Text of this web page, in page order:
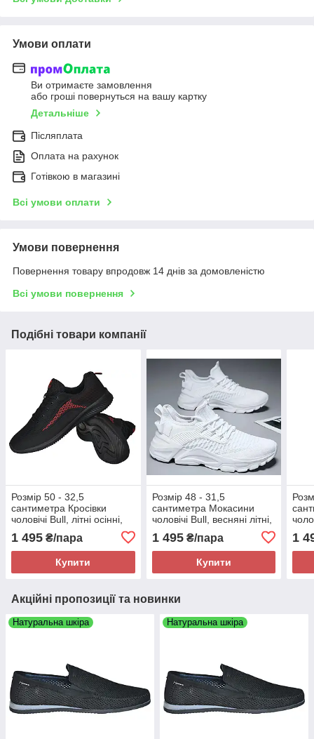
Умови оплати
Ви отримаєте замовлення
або гроші повернуться на вашу картку
Детальніше
Післяплата
Оплата на рахунок
Готівкою в магазині
Всі умови оплати
Умови повернення
Повернення товару впродовж 14 днів за домовленістю
Всі умови повернення
Подібні товари компанії
Розмір 50 - 32,5
сантиметра Кросівки
чоловічі Bull, літні осінні,
підошві з піни, легкі і
зручні
1 495 ₴/пара
Купити
Розмір 48 - 31,5
сантиметра Мокасини
чоловічі Bull, весняні літні,
підошві з піни, легкі і
зручні
1 495₴/пара
Купити
1
Акційні пропозиції та новинки
Натуральна шкіра Натуральна шкіра